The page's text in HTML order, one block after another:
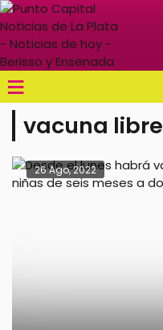
≡
vacuna libre
26 Ago, 2022